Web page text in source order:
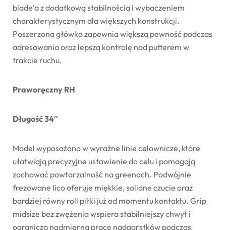
blade’a z dodatkową stabilnością i wybaczeniem
charakterystycznym dla większych konstrukcji.
Poszerzona główka zapewnia większą pewność podczas
adresowania oraz lepszą kontrolę nad putterem w
trakcie ruchu.
Praworęczny RH
Długość 34″
Model wyposażono w wyraźne linie celownicze, które
ułatwiają precyzyjne ustawienie do celu i pomagają
zachować powtarzalność na greenach. Podwójnie
frezowane lico oferuje miękkie, solidne czucie oraz
bardziej równy roll piłki już od momentu kontaktu. Grip
midsize bez zwężenia wspiera stabilniejszy chwyt i
ogranicza nadmierną pracę nadgarstków podczas